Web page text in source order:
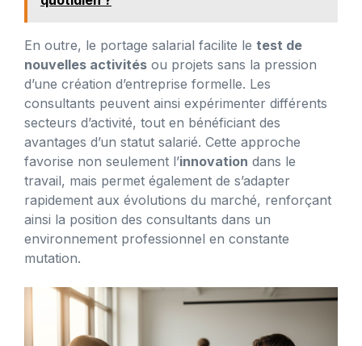
En outre, le portage salarial facilite le test de
nouvelles activités ou projets sans la pression
d’une création d’entreprise formelle. Les
consultants peuvent ainsi expérimenter différents
secteurs d’activité, tout en bénéficiant des
avantages d’un statut salarié. Cette approche
favorise non seulement l’innovation dans le
travail, mais permet également de s’adapter
rapidement aux évolutions du marché, renforçant
ainsi la position des consultants dans un
environnement professionnel en constante
mutation.